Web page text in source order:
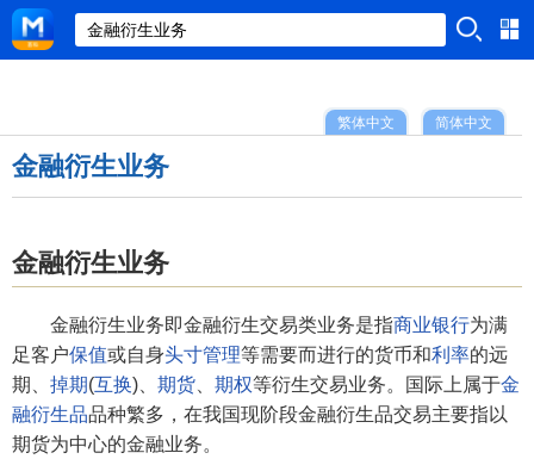
简体中文
繁体中文
金融衍生业务
金融衍生业务
金融衍生业务即金融衍生交易类业务是指商业银行为满
足客户保值或自身头寸管理等需要而进行的货币和利率的远
期、 掉期(互换)、 期货 期权等衍生交易业务。国际上属于金
融衍生品品种繁多，在我国现阶段金融衍生品交易主要指以
期货为中心的金融业务。